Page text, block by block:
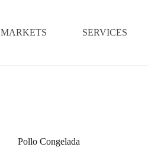
MARKETS SERVICES
Pollo Congelada